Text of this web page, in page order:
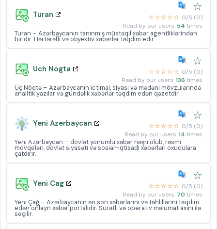
Turan
☆
☆☆☆☆☆ 0/5 (0)
Read by our users: 54 times
Turan – Azərbaycanın tanınmış müstəqil xəbər agentliklərindən
biridir. Hərtərəfli və obyektiv xəbərlər təqdim edir.
Uch Nogta
☆
☆☆☆☆☆ 0/5 (0)
Read by our users:136 times
Üç Nöqtə – Azərbaycanın ictimai, siyasi və mədəni mövzularında
analitik yazılar və gündəlik xəbərlər təqdim edən qəzetdir.
Yeni Azerbaycan
☆
☆☆☆☆☆ 0/5 (0)
Read by our users:14 times
Yeni Azərbaycan – dövlət yönümlü xəbər nəşri olub, rəsmi
mövqeləri, dövlət siyasəti və sosial-iqtisadi xəbərləri oxuculara
çatdırır.
Yeni Cag
☆
☆☆☆☆☆ 0/5 (0)
Read by our users: 70 times
Yeni Çağ – Azərbaycanın ən son xəbərlərini və təhlillərini təqdim
edən onlayn xəbər portalıdır. Sürətli və operativ məlumat axını ilə
seçilir.